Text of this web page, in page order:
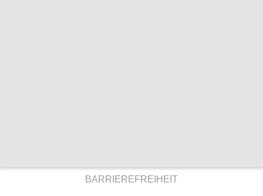
BARRIEREFREIHEIT